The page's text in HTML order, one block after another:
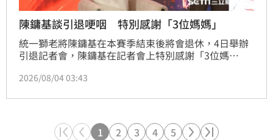
陳鏞基談引退哽咽 特別感謝「3位媽媽」
統一獅老將陳鏞基在本賽季結束後將會退休，4日舉辦
引退記者會，陳鏞基在記者會上特別感謝「3位媽
人們的支持，可以讓他全心全意在場上做自己喜歡的
2026/08/04 03:43
1 2 3 4 5